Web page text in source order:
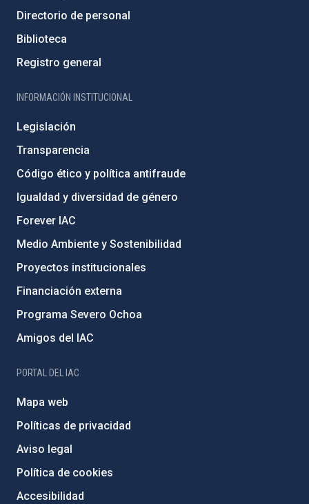
Directorio de personal
Biblioteca
Registro general
INFORMACIÓN INSTITUCIONAL
Legislación
Transparencia
Código ético y política antifraude
Igualdad y diversidad de género
Forever IAC
Medio Ambiente y Sostenibilidad
Proyectos institucionales
Financiación externa
Programa Severo Ochoa
Amigos del IAC
PORTAL DEL IAC
Mapa web
Políticas de privacidad
Aviso legal
Política de cookies
Accesibilidad